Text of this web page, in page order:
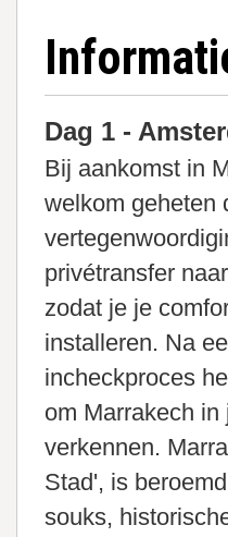
Dag 1 -
Bij aankomst in
welkom geheten
privétransfer
zodat je je
installeren. Na
incheckproces
om Marrakech
verkennen.
Stad', is
souks,